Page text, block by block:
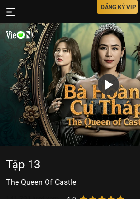
ĐĂNG KÝ VIP
Tập 13
The Queen Of Castle